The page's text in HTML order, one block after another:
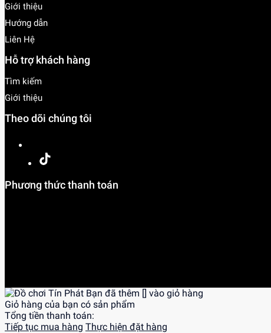
Giới thiệu
Hướng dẫn
Liên Hệ
Hỗ trợ khách hàng
Tìm kiếm
Giới thiệu
Theo dõi chúng tôi
Phương thức thanh toán
Bạn đã thêm [] vào giỏ hàng
Giỏ hàng của bạn có sản phẩm
Tổng tiền thanh toán:
Tiếp tục mua hàng Thực hiện đặt hàng